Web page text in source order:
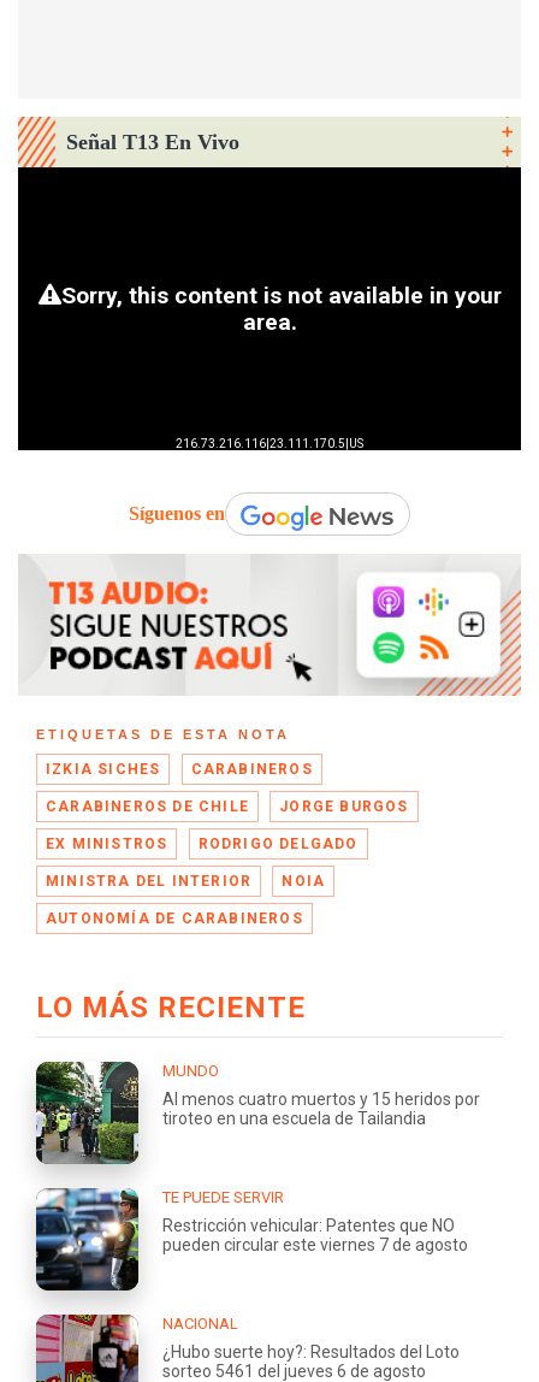
Señal T13 En Vivo
Síguenos en
ETIQUETAS DE ESTA NOTA
IZKIA SICHES CARABINEROS
CARABINEROS DE CHILE JORGE BURGOS
EX MINISTROS RODRIGO DELGADO
MINISTRA DEL INTERIOR NOIA
AUTONOMÍA DE CARABINEROS
LO MÁS RECIENTE
MUNDO
Al menos cuatro muertos y 15 heridos por
tiroteo en una escuela de Tailandia
TE PUEDE SERVIR
Restricción vehicular: Patentes que NO
pueden circular este viernes 7 de agosto
NACIONAL
¿Hubo suerte hoy?: Resultados del Loto
sorteo 5461 del jueves 6 de agosto